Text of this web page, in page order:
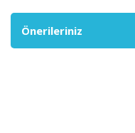
Önerileriniz